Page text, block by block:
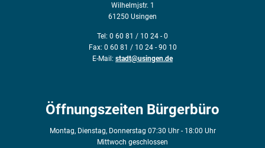
Wilhelmjstr. 1
61250 Usingen
Tel: 0 60 81 / 10 24 - 0
Fax: 0 60 81 / 10 24 - 90 10
E-Mail: stadt@usingen.de
Öffnungszeiten Bürgerbüro
Montag, Dienstag, Donnerstag 07:30 Uhr - 18:00 Uhr
Mittwoch geschlossen